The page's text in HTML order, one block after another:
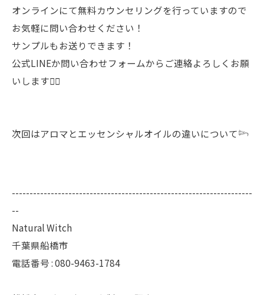
オンラインにて無料カウンセリングを行っていますので
お気軽に問い合わせください！
サンプルもお送りできます！
公式LINEか問い合わせフォームからご連絡よろしくお願
いします🙇‍♀️
次回はアロマとエッセンシャルオイルの違いについて𓆸
--------------------------------------------------------------------
--
Natural Witch
千葉県船橋市
電話番号 :080-9463-1784